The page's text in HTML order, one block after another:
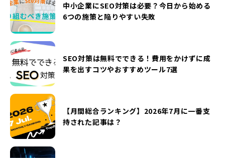
中小企業にSEO対策は必要？今日から始める
6つの施策と陥りやすい失敗
SEO対策は無料でできる！費用をかけずに成
果を出すコツやおすすめツール7選
【月間総合ランキング】2026年7月に一番支
持された記事は？